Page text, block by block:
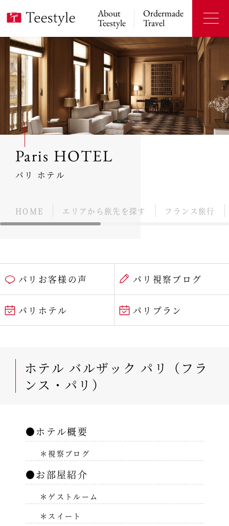
About
Teestyle
Ordermade
Travel
Paris HOTEL
パリ ホテル
HOME エリアから旅先を探す フランス旅行
パリお客様の声 パリ視察ブログ
パリホテル パリプラン
ホテル バルザック パリ（フラ
ンス・パリ）
●ホテル概要
＊視察ブログ
●お部屋紹介
＊ゲストルーム
＊スイート